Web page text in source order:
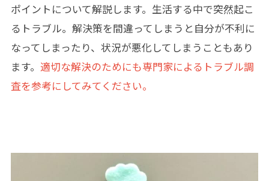
ポイントについて解説します。生活する中で突然起こ
るトラブル。解決策を間違ってしまうと自分が不利に
なってしまったり、状況が悪化してしまうこともあり
ます。 適切な解決のためにも専門家によるトラブル調
査を参考にしてみてください。